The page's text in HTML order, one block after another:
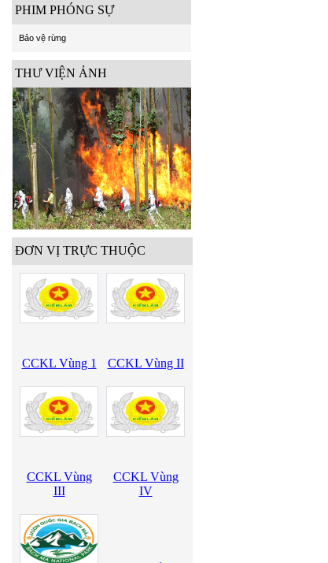
PHIM PHÓNG SỰ
Bảo vệ rừng
THƯ VIỆN ẢNH
ĐƠN VỊ TRỰC THUỘC
CCKL Vùng 1 CCKL Vùng II
CCKL Vùng
III
CCKL Vùng
IV